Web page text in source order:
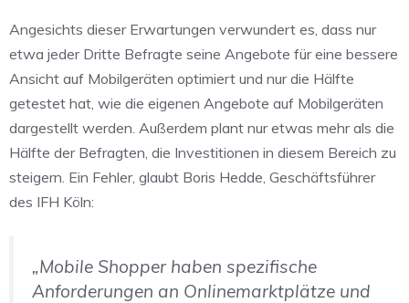
Angesichts dieser Erwartungen verwundert es, dass nur
etwa jeder Dritte Befragte seine Angebote für eine bessere
Ansicht auf Mobilgeräten optimiert und nur die Hälfte
getestet hat, wie die eigenen Angebote auf Mobilgeräten
dargestellt werden. Außerdem plant nur etwas mehr als die
Hälfte der Befragten, die Investitionen in diesem Bereich zu
steigern. Ein Fehler, glaubt Boris Hedde, Geschäftsführer
des IFH Köln:
„Mobile Shopper haben spezifische
Anforderungen an Onlinemarktplätze und